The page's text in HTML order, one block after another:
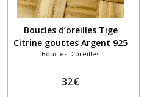
Boucles d’oreilles Tige
Citrine gouttes Argent 925
Boucles D’oreilles
32€